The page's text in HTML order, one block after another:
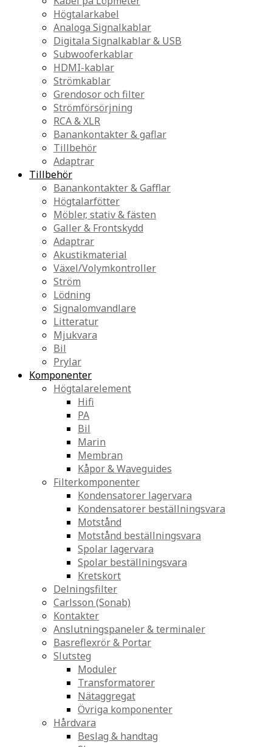
Högtalarkabel
Analoga Signalkablar
Digitala Signalkablar & USB
Subwooferkablar
HDMI-kablar
Strömkablar
Grendosor och filter
Strömförsörjning
RCA & XLR
Banankontakter & gaflar
Tillbehör
Adaptrar
Tillbehör
Banankontakter & Gafflar
Högtalarfötter
Möbler, stativ & fästen
Galler & Frontskydd
Adaptrar
Akustikmaterial
Växel/Volymkontroller
Ström
Lödning
Signalomvandlare
Litteratur
Mjukvara
Bil
Prylar
Komponenter
Högtalarelement
Hifi
PA
Bil
Marin
Membran
Kåpor & Waveguides
Filterkomponenter
Kondensatorer lagervara
Kondensatorer beställningsvara
Motstånd
Motstånd beställningsvara
Spolar lagervara
Spolar beställningsvara
Kretskort
Delningsfilter
Carlsson (Sonab)
Kontakter
Anslutningspaneler & terminaler
Basreflexrör & Portar
Slutsteg
Moduler
Transformatorer
Nätaggregat
Övriga komponenter
Hårdvara
Beslag & handtag